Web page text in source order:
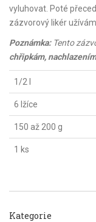
vyluhovat. Poté
zázvorový likér
Poznámka:Tento
chřipkám,
1/2 l
6 lžíce
150 až 200 g
1 ks
Kategorie